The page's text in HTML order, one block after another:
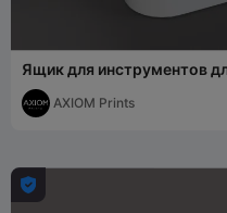
Ящик для инструментов
AXIOM Prints
